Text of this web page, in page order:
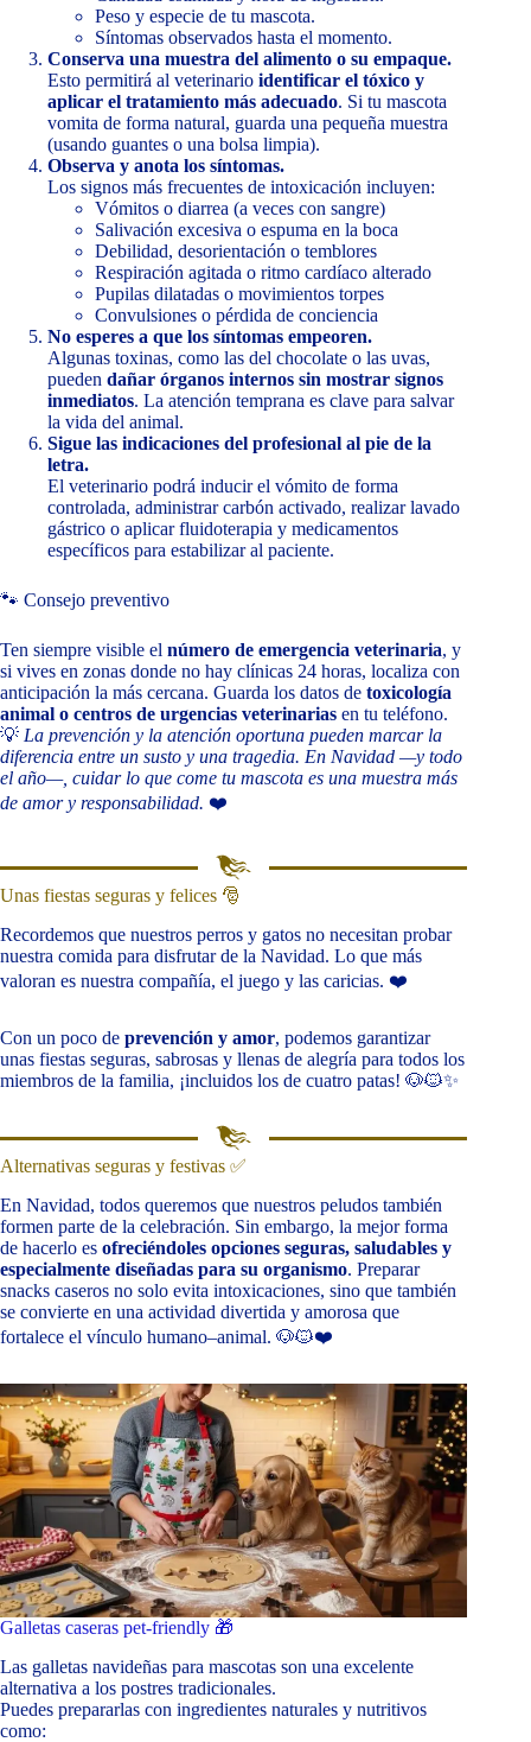
Peso y especie de tu mascota.
Síntomas observados hasta el momento.
Conserva una muestra del alimento o su empaque.
Esto permitirá al veterinario identificar el tóxico y
aplicar el tratamiento más adecuado. Si tu mascota
vomita de forma natural, guarda una pequeña muestra
(usando guantes o una bolsa limpia).
Observa y anota los síntomas.
Los signos más frecuentes de intoxicación incluyen:
Vómitos o diarrea (a veces con sangre)
Salivación excesiva o espuma en la boca
Debilidad, desorientación o temblores
Respiración agitada o ritmo cardíaco alterado
Pupilas dilatadas o movimientos torpes
Convulsiones o pérdida de conciencia
No esperes a que los síntomas empeoren.
Algunas toxinas, como las del chocolate o las uvas,
pueden dañar órganos internos sin mostrar signos
inmediatos. La atención temprana es clave para salvar
la vida del animal.
Sigue las indicaciones del profesional al pie de la
letra.
El veterinario podrá inducir el vómito de forma
controlada, administrar carbón activado, realizar lavado
gástrico o aplicar fluidoterapia y medicamentos
específicos para estabilizar al paciente.
🐾 Consejo preventivo
Ten siempre visible el número de emergencia veterinaria, y
si vives en zonas donde no hay clínicas 24 horas, localiza con
anticipación la más cercana. Guarda los datos de toxicología
animal o centros de urgencias veterinarias en tu teléfono.
💡 La prevención y la atención oportuna pueden marcar la
diferencia entre un susto y una tragedia. En Navidad —y todo
el año—, cuidar lo que come tu mascota es una muestra más
de amor y responsabilidad. ❤️
Unas fiestas seguras y felices 🎅
Recordemos que nuestros perros y gatos no necesitan probar
nuestra comida para disfrutar de la Navidad. Lo que más
valoran es nuestra compañía, el juego y las caricias. ❤️
Con un poco de prevención y amor, podemos garantizar
unas fiestas seguras, sabrosas y llenas de alegría para todos los
miembros de la familia, ¡incluidos los de cuatro patas! 🐶🐱✨
Alternativas seguras y festivas ✅
En Navidad, todos queremos que nuestros peludos también
formen parte de la celebración. Sin embargo, la mejor forma
de hacerlo es ofreciéndoles opciones seguras, saludables y
especialmente diseñadas para su organismo. Preparar
snacks caseros no solo evita intoxicaciones, sino que también
se convierte en una actividad divertida y amorosa que
fortalece el vínculo humano–animal. 🐶🐱❤️
Galletas caseras pet-friendly 🎁
Las galletas navideñas para mascotas son una excelente
alternativa a los postres tradicionales.
Puedes prepararlas con ingredientes naturales y nutritivos
como: